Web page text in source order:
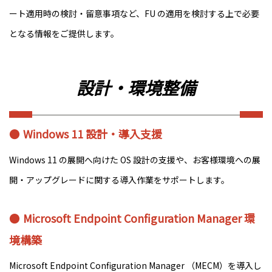
ート適用時の検討・留意事項など、FU の適用を検討する上で必要
となる情報をご提供します。
設計・環境整備
Windows 11 設計・導入支援
Windows 11 の展開へ向けた OS 設計の支援や、お客様環境への展
開・アップグレードに関する導入作業をサポートします。
Microsoft Endpoint Configuration Manager 環
境構築
Microsoft Endpoint Configuration Manager （MECM）を導入し